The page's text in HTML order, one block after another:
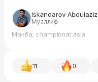
Iskandarov Abdulaziz
Муаллиф
Манба: championat.asia
11 0